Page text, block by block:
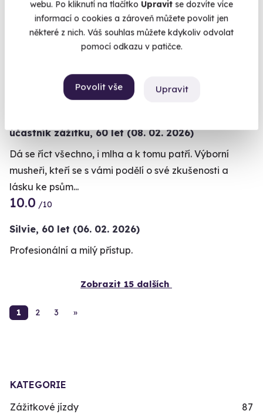
webu. Po kliknutí na tlačítko Upravit se dozvíte více
informací o cookies a zároveň můžete povolit jen
některé z nich. Váš souhlas můžete kdykoliv odvolat
pomocí odkazu v patičce.
Povolit vše Upravit
Chcete rezervovat termín?
Objednat poukaz
rezervujte vy nebo obdarovaný později.
Již mám poukaz
účastník zážitku,60 let (08. 02. 2026)
Dá se říct všechno, i mlha a k tomu patří. Výborní
musheři, kteří se s vámi podělí o své zkušenosti a
lásku ke psům...
10.0 /10
Silvie, 60 let (06. 02. 2026)
Profesionální a milý přístup.
Zobrazit 15 dalších
1 2 3 »
KATEGORIE
Zážitkové jízdy
87